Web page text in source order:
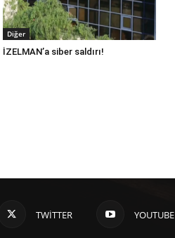
Diğer
İZELMAN’a siber saldırı!
TWITTER YOUTUBE